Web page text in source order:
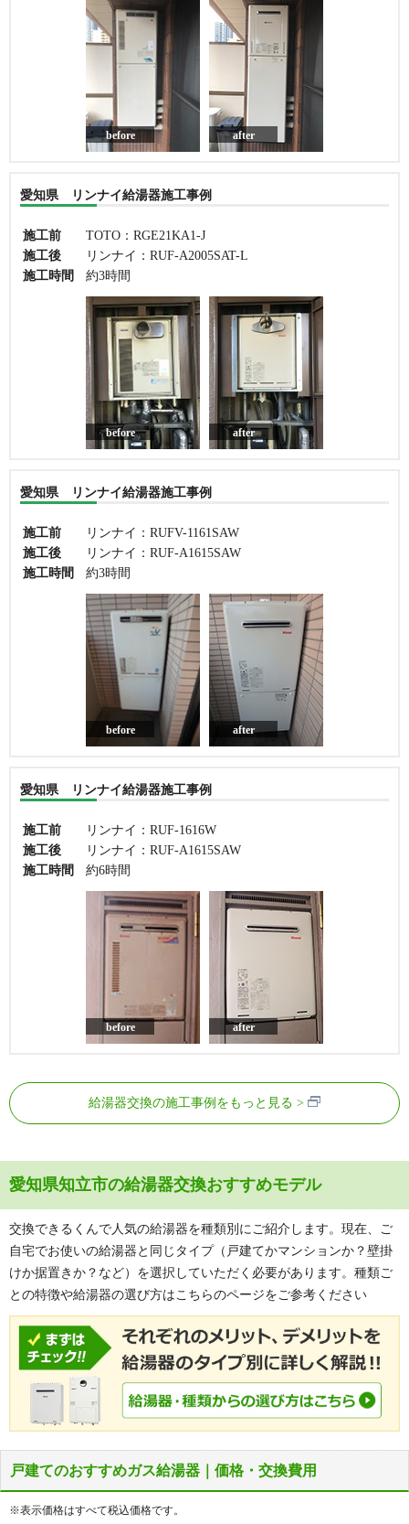
before after
愛知県 リンナイ給湯器施工事例
施工前
TOTO：RGE21KA1-J
施工後
リンナイ：RUF-A2005SAT-L
施工時間
約3時間
before after
愛知県 リンナイ給湯器施工事例
施工前
リンナイ：RUFV-1161SAW
施工後
リンナイ：RUF-A1615SAW
施工時間
約3時間
before after
愛知県 リンナイ給湯器施工事例
施工前
リンナイ：RUF-1616W
施工後
リンナイ：RUF-A1615SAW
施工時間
約6時間
before after
給湯器交換の施工事例をもっと見る
愛知県知立市の給湯器交換おすすめモデル
交換できるくんで人気の給湯器を種類別にご紹介します。現在、ご
自宅でお使いの給湯器と同じタイプ（戸建てかマンションか？壁掛
けか据置きか？など）を選択していただく必要があります。種類ご
との特徴や給湯器の選び方はこちらのページをご参考ください
戸建てのおすすめガス給湯器｜価格・交換費用
※表示価格はすべて税込価格です。